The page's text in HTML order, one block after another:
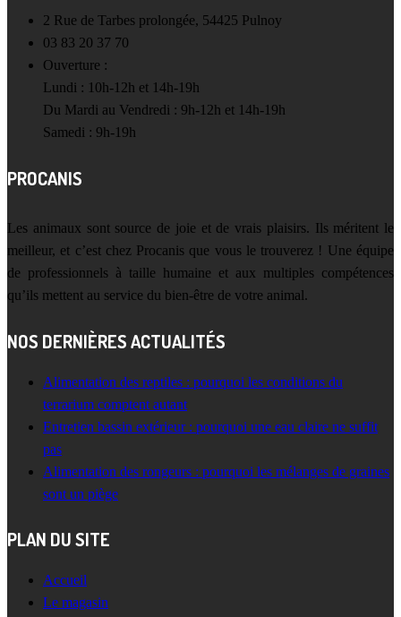
2 Rue de Tarbes prolongée, 54425 Pulnoy
03 83 20 37 70
Ouverture :
Lundi : 10h-12h et 14h-19h
Du Mardi au Vendredi : 9h-12h et 14h-19h
Samedi : 9h-19h
PROCANIS
Les animaux sont source de joie et de vrais plaisirs. Ils méritent le
meilleur, et c’est chez Procanis que vous le trouverez ! Une équipe
de professionnels à taille humaine et aux multiples compétences
qu’ils mettent au service du bien-être de votre animal.
NOS DERNIÈRES ACTUALITÉS
Alimentation des reptiles : pourquoi les conditions du
terrarium comptent autant
Entretien bassin extérieur : pourquoi une eau claire ne suffit
pas
Alimentation des rongeurs : pourquoi les mélanges de graines
sont un piège
PLAN DU SITE
Accueil
Le magasin